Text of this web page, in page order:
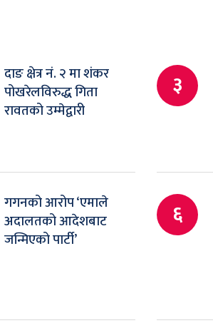
दाङ क्षेत्र नं. २ मा शंकर
पोखरेलविरुद्ध गिता
रावतको उम्मेद्वारी
३
गगनको आरोप ‘एमाले
अदालतको आदेशबाट
जन्मिएको पार्टी’
६